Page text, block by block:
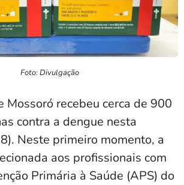
Foto: Divulgação
Mossoró recebeu cerca de 900
contra a dengue nesta
Neste primeiro momento, a
aos profissionais com
Primária à Saúde (APS) do